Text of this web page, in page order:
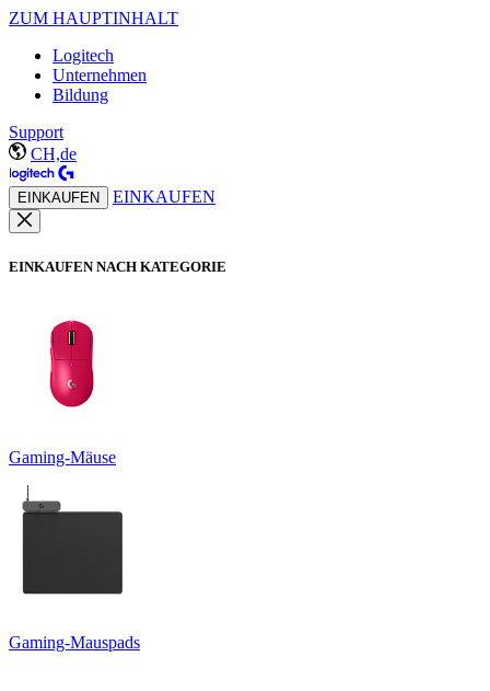
ZUM HAUPTINHALT
Logitech
Unternehmen
Bildung
Support
CH,de
EINKAUFEN EINKAUFEN
EINKAUFEN NACH KATEGORIE
Gaming-Mäuse
Gaming-Mauspads